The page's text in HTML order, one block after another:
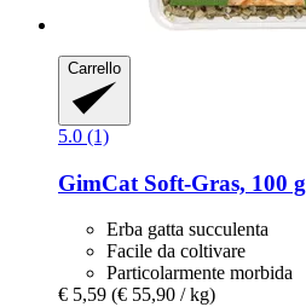
Carrello
5.0 (1)
GimCat Soft-​Gras, 100 g
Erba gatta succulenta
Facile da coltivare
Particolarmente morbida
€ 5,59 (€ 55,90 / kg)